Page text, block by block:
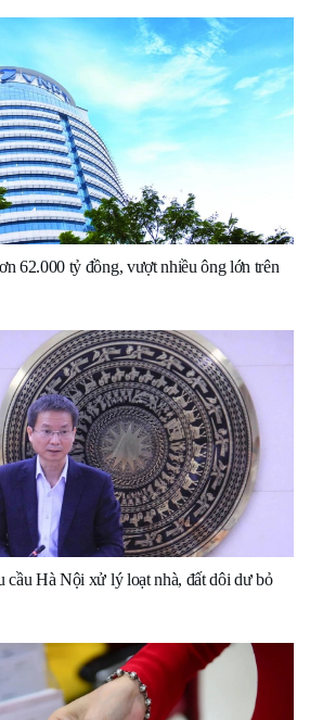
62.000 tỷ đồng, vượt nhiều ông lớn trên
cầu Hà Nội xử lý loạt nhà, đất dôi dư bỏ